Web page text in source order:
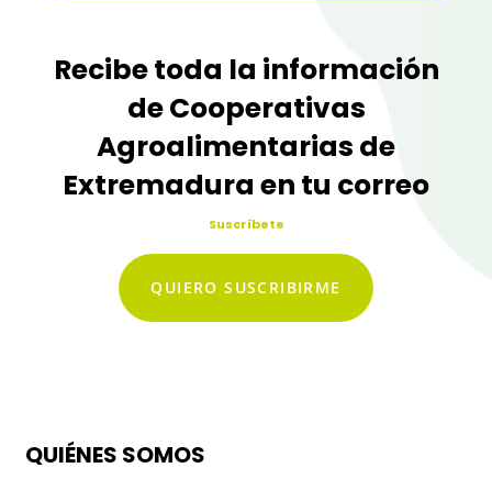
Recibe toda la información
de Cooperativas
Agroalimentarias de
Extremadura en tu correo
Suscríbete
QUIERO SUSCRIBIRME
QUIÉNES SOMOS